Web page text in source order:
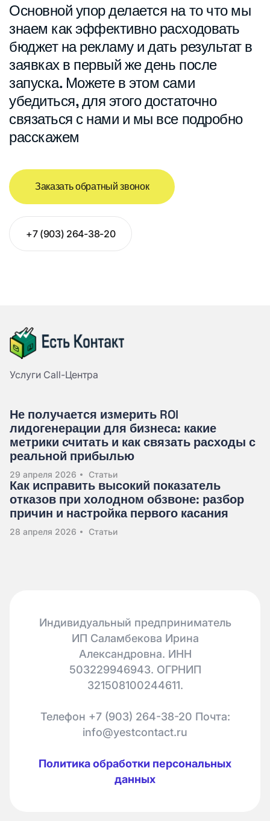
Основной упор делается на то что мы
знаем как эффективно расходовать
бюджет на рекламу и дать результат в
заявках в первый же день после
запуска. Можете в этом сами
убедиться, для этого достаточно
связаться с нами и мы все подробно
расскажем
Заказать обратный звонок
+7 (903) 264-38-20
Услуги Call-Центра
Не получается измерить ROI
лидогенерации для бизнеса: какие
метрики считать и как связать расходы с
реальной прибылью
29 апреля 2026 Статьи
Как исправить высокий показатель
отказов при холодном обзвоне: разбор
причин и настройка первого касания
28 апреля 2026 Статьи
Индивидуальный предприниматель
ИП Саламбекова Ирина
Александровна. ИНН
503229946943. ОГРНИП
321508100244611.
Телефон +7 (903) 264-38-20 Почта:
info@yestcontact.ru
Политика обработки персональных
данных